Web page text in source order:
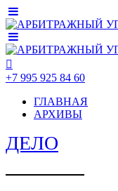
+7 995 925 84 60
ГЛАВНАЯ
АРХИВЫ
ДЕЛО